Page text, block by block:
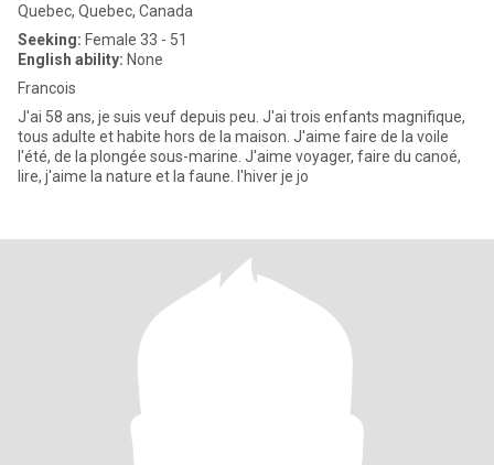
Quebec, Quebec, Canada
Seeking: Female 33 - 51
English ability: None
Francois
J'ai 58 ans, je suis veuf depuis peu. J'ai trois enfants magnifique,
tous adulte et habite hors de la maison. J'aime faire de la voile
l'été, de la plongée sous-marine. J'aime voyager, faire du canoé,
lire, j'aime la nature et la faune. l'hiver je jo